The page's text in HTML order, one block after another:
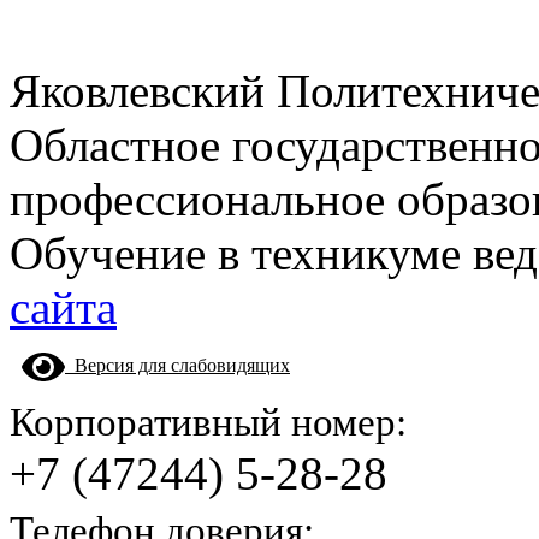
Яковлевский
Областное
профессиональное
Обучение в техникуме
сайта
Версия для слабовидящих
Корпоративный номер:
+7 (47244) 5-28-28